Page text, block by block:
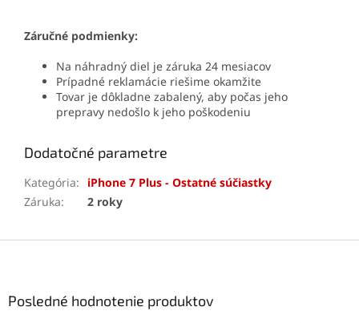
Záručné podmienky:
Na náhradný diel je záruka 24 mesiacov
Prípadné reklamácie riešime okamžite
Tovar je dôkladne zabalený, aby počas jeho
prepravy nedošlo k jeho poškodeniu
Dodatočné parametre
Kategória:
iPhone 7 Plus - Ostatné súčiastky
Záruka: 2 roky
Posledné hodnotenie produktov